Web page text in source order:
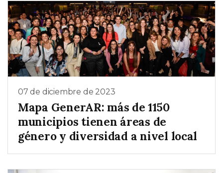
07 de diciembre de 2023
Mapa GenerAR: más de 1150
municipios tienen áreas de
género y diversidad a nivel local